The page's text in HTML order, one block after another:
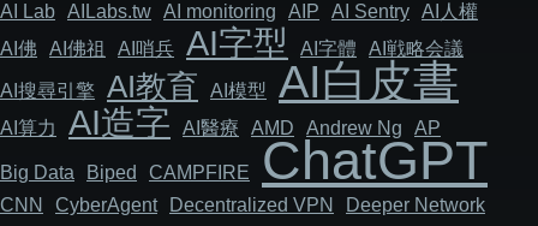
AI Lab AILabs.tw AI monitoring AIP AI Sentry AI人權
AI佛
AI佛祖 AI哨兵 AI字型 AI字體 AI戦略会議
AI搜尋引擎 AI教育 AI模型 AI白皮書
AI算力 AI造字 AI醫療 AMD Andrew Ng AP
Big Data Biped CAMPFIRE ChatGPT
CNN Cyber​​Agent Decentralized VPN
Deeper Network